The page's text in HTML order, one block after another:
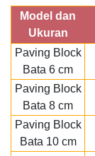
Model dan
Ukuran
Paving Block
Bata 6 cm
Paving Block
Bata 8 cm
Paving Block
Bata 10 cm